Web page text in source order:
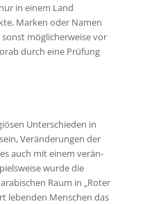
in einem Land
Marken oder Namen
möglicherweise vor
durch eine Prüfung
Unterschieden in
Veränderungen der
auch mit einem verän-
wurde die
Raum in „Roter
lebenden Menschen das